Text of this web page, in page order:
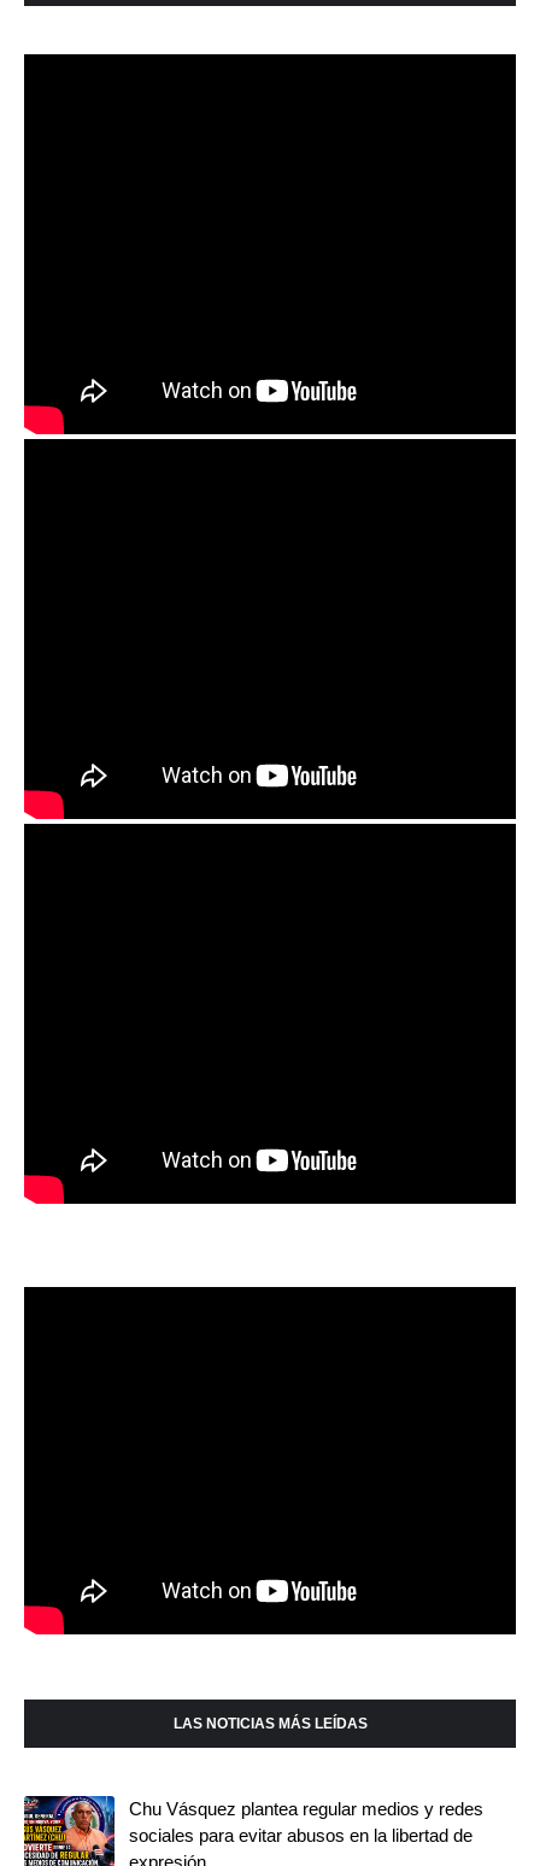
LAS NOTICIAS MÁS LEÍDAS
Chu Vásquez plantea regular medios y redes
sociales para evitar abusos en la libertad de
expresión